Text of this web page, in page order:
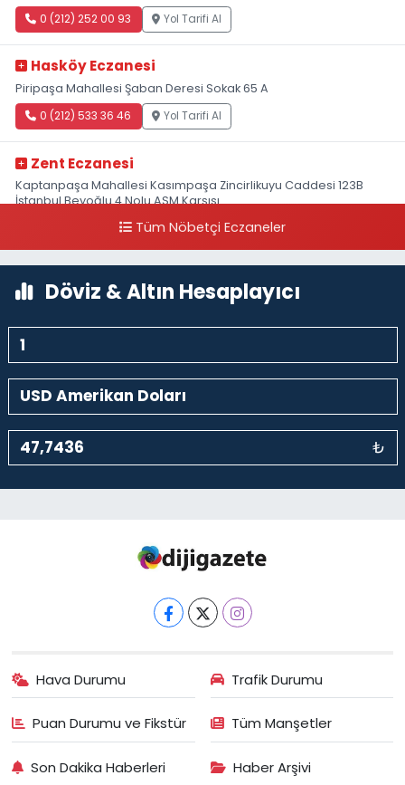
0 (212) 252 00 93 Yol Tarifi Al
Hasköy Eczanesi
Piripaşa Mahallesi Şaban Deresi Sokak 65 A
0 (212) 533 36 46 Yol Tarifi Al
Zent Eczanesi
Kaptanpaşa Mahallesi Kasımpaşa Zincirlikuyu Caddesi 123B
İstanbul Beyoğlu 4 Nolu ASM Karşısı
0 (212) 297 96 92 Yol Tarifi Al
Tüm Nöbetçi Eczaneler
Döviz & Altın Hesaplayıcı
₺
Hava Durumu Trafik Durumu
Puan Durumu ve Fikstür Tüm Manşetler
Son Dakika Haberleri Haber Arşivi